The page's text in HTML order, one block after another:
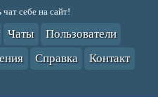
себе на сайт!
Чаты
Пользователи
Справка
Контакт